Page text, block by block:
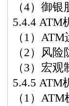
（4）御银
5.4.4 ATM
（1）
（2）风
（3）宏
5.4.5 ATM
（1）